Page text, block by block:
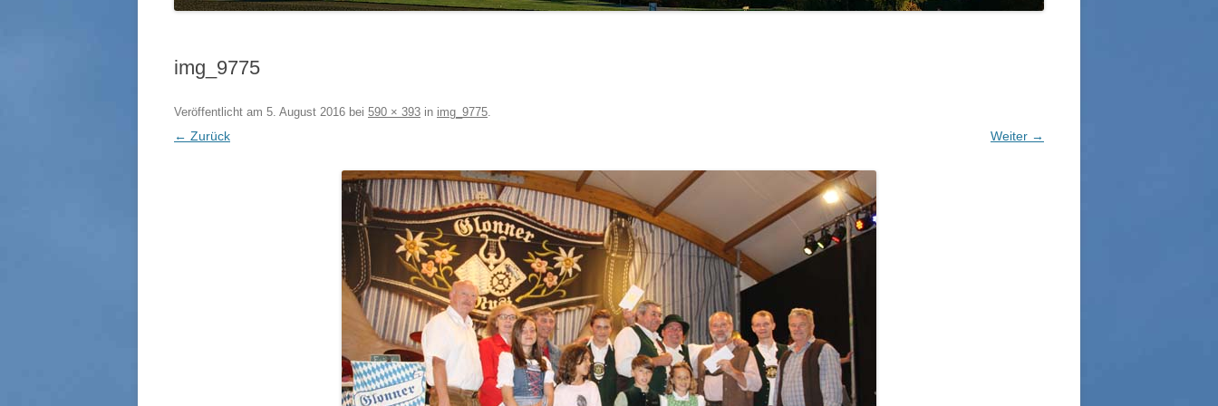
HANS HUBER
20.JAHRHUNDERT
GLONNER BAUDENKMÄLER
img_9775
Veröffentlicht am 5. August 2016 bei 590 × 393 in img_9775.
← Zurück Weiter →